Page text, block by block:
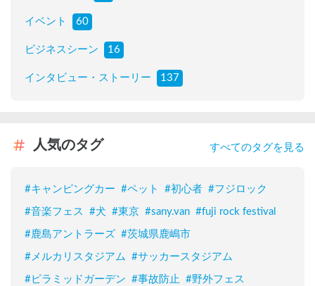
イベント 60
ビジネスシーン 16
インタビュー・ストーリー 137
人気のタグ すべてのタグを見る
#キャンピングカー #ペット #初心者 #フジロック
#音楽フェス #犬 #東京 #sany.van #fuji rock festival
#鹿島アントラーズ #茨城県鹿嶋市
#メルカリスタジアム #サッカースタジアム
#ピラミッドガーデン #事故防止 #野外フェス